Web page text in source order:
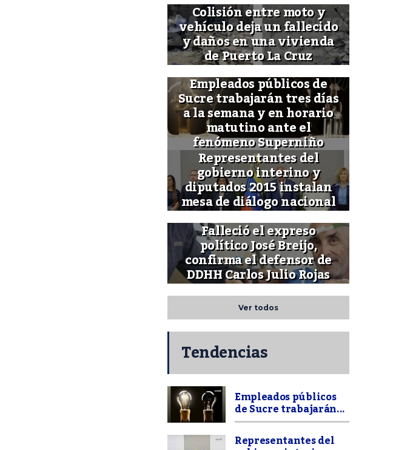
Colisión entre moto y
vehículo deja un fallecido
y daños en una vivienda
de Puerto La Cruz
Empleados públicos de
Sucre trabajarán tres días
a la semana y en horario
matutino ante el
fenómeno Superniño
Representantes del
gobierno interino y
diputados 2015 instalan
mesa de diálogo nacional
Falleció el expreso
político José Breijo,
confirma el defensor de
DDHH Carlos Julio Rojas
Ver todos
Tendencias
Empleados públicos
de Sucre trabajarán...
Representantes del